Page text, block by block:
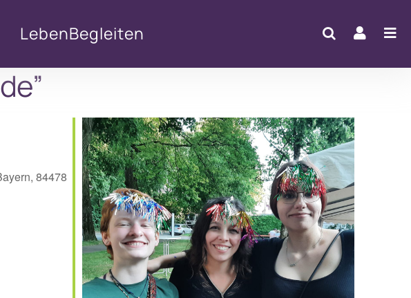
LebenBegleiten
Office 365 Outlook Live
84478